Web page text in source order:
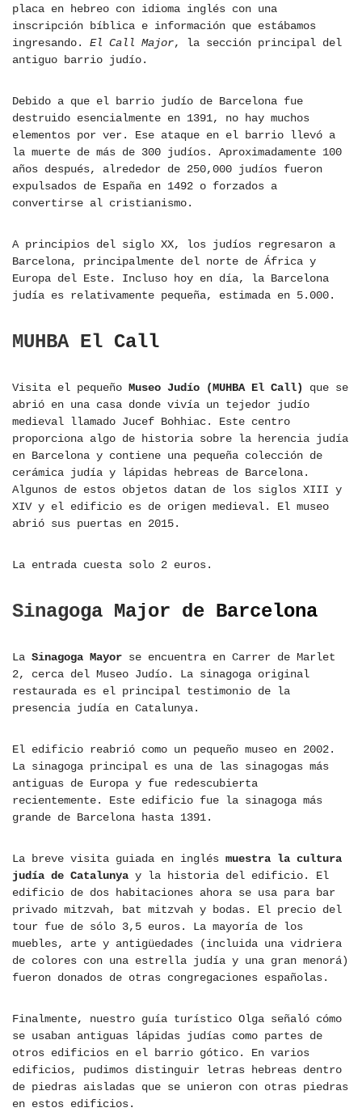
placa en hebreo con idioma inglés con una
inscripción bíblica e información que estábamos
ingresando. El Call Major, la sección principal del
antiguo barrio judío.
Debido a que el barrio judío de Barcelona fue
destruido esencialmente en 1391, no hay muchos
elementos por ver. Ese ataque en el barrio llevó a
la muerte de más de 300 judíos. Aproximadamente 100
años después, alrededor de 250,000 judíos fueron
expulsados ​​de España en 1492 o forzados a
convertirse al cristianismo.
A principios del siglo XX, los judíos regresaron a
Barcelona, ​​principalmente del norte de África y
Europa del Este. Incluso hoy en día, la Barcelona
judía es relativamente pequeña, estimada en 5.000.
MUHBA El Call
Visita el pequeño Museo Judío (MUHBA El Call)
que se
abrió en una casa donde vivía un tejedor judío
medieval llamado Jucef Bohhiac. Este centro
proporciona algo de historia sobre la herencia judía
en Barcelona y contiene una pequeña colección de
cerámica judía y lápidas hebreas de Barcelona.
Algunos de estos objetos datan de los siglos XIII y
XIV y el edificio es de origen medieval. El museo
abrió sus puertas en 2015.
La entrada cuesta solo 2 euros.
Sinagoga Major de Barcelona
La Sinagoga Mayor se encuentra en Carrer de Marlet
2, cerca del Museo Judío. La sinagoga original
restaurada es el principal testimonio de la
presencia judía en Catalunya.
El edificio reabrió como un pequeño museo en 2002.
La sinagoga principal es una de las sinagogas más
antiguas de Europa y fue redescubierta
recientemente. Este edificio fue la sinagoga más
grande de Barcelona hasta 1391.
La breve visita guiada en inglés muestra la cultura
judía de Catalunya y la historia del edificio. El
edificio de dos habitaciones ahora se usa para bar
privado mitzvah, bat mitzvah y bodas. El precio del
tour fue de sólo 3,5 euros. La mayoría de los
muebles, arte y antigüedades (incluida una vidriera
de colores con una estrella judía y una gran menorá)
fueron donados de otras congregaciones españolas.
Finalmente, nuestro guía turístico Olga señaló cómo
se usaban antiguas lápidas judías como partes de
otros edificios en el barrio gótico. En varios
edificios, pudimos distinguir letras hebreas dentro
de piedras aisladas que se unieron con otras piedras
en estos edificios.